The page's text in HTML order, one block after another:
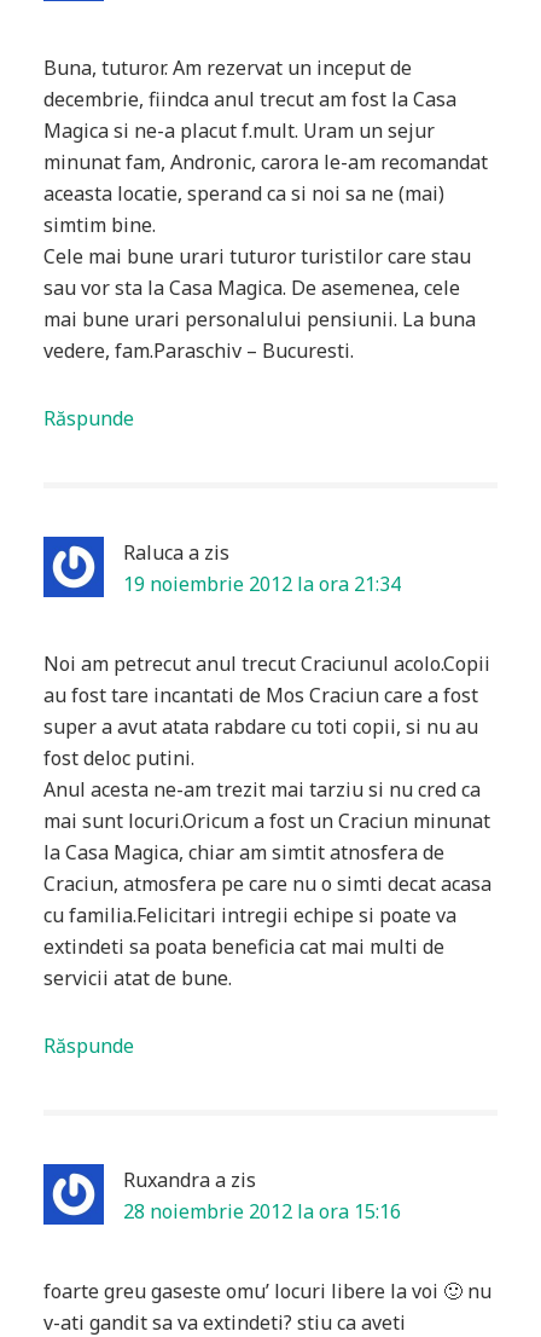
Buna, tuturor. Am rezervat un inceput de
decembrie, fiindca anul trecut am fost la Casa
Magica si ne-a placut f.mult. Uram un sejur
minunat fam, Andronic, carora le-am recomandat
aceasta locatie, sperand ca si noi sa ne (mai)
simtim bine.
Cele mai bune urari tuturor turistilor care stau
sau vor sta la Casa Magica. De asemenea, cele
mai bune urari personalului pensiunii. La buna
vedere, fam.Paraschiv – Bucuresti.
Răspunde
Ralucaa zis
19 noiembrie 2012 la ora 21:34
Noi am petrecut anul trecut Craciunul acolo.Copii
au fost tare incantati de Mos Craciun care a fost
super a avut atata rabdare cu toti copii, si nu au
fost deloc putini.
Anul acesta ne-am trezit mai tarziu si nu cred ca
mai sunt locuri.Oricum a fost un Craciun minunat
la Casa Magica, chiar am simtit atnosfera de
Craciun, atmosfera pe care nu o simti decat acasa
cu familia.Felicitari intregii echipe si poate va
extindeti sa poata beneficia cat mai multi de
servicii atat de bune.
Răspunde
Ruxandraa zis
28 noiembrie 2012 la ora 15:16
foarte greu gaseste omu’ locuri libere la voi 🙂 nu
v-ati gandit sa va extindeti? stiu ca aveti